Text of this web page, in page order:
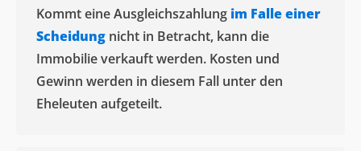
Kommt eine Ausgleichszahlung im Falle einer
Scheidung nicht in Betracht, kann die
Immobilie verkauft werden. Kosten und
Gewinn werden in diesem Fall unter den
Eheleuten aufgeteilt.​